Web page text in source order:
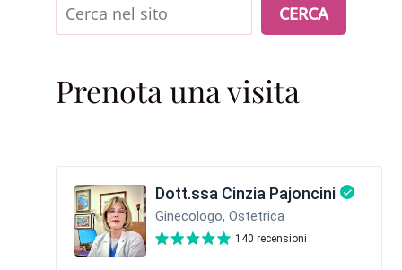
Cerca CERCA
Prenota una visita